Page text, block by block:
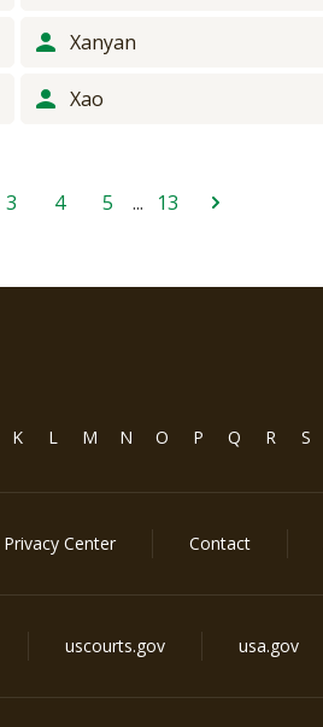
Xanyan
Xao
3 4 5 ... 13
K L M N O P Q R S
Center Contact
uscourts.gov usa.gov